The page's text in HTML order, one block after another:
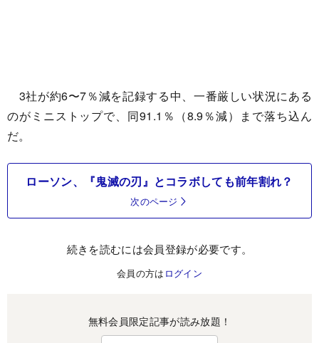
3社が約6〜7％減を記録する中、一番厳しい状況にある
のがミニストップで、同91.1％（8.9％減）まで落ち込ん
だ。
ローソン、『鬼滅の刃』とコラボしても前年割れ？
次のページ
続きを読むには会員登録が必要です。
会員の方は ログイン
無料会員限定記事が読み放題！